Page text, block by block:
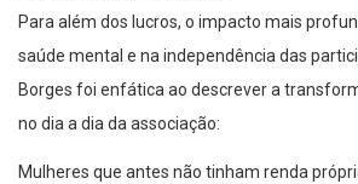
Para além dos lucros, o impacto mais
saúde mental e na independência das
Borges foi enfática ao descrever a
no dia a dia da associação:
Mulheres que antes não tinham renda